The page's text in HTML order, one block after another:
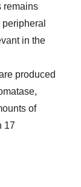
remains
in the
produced
of
17